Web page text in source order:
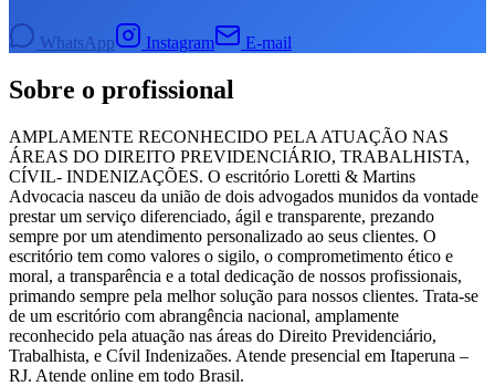
WhatsApp Instagram E-mail
Sobre o profissional
AMPLAMENTE RECONHECIDO PELA ATUAÇÃO NAS
ÁREAS DO DIREITO PREVIDENCIÁRIO, TRABALHISTA,
CÍVIL- INDENIZAÇÕES. O escritório Loretti & Martins
Advocacia nasceu da união de dois advogados munidos da vontade
prestar um serviço diferenciado, ágil e transparente, prezando
sempre por um atendimento personalizado ao seus clientes. O
escritório tem como valores o sigilo, o comprometimento ético e
moral, a transparência e a total dedicação de nossos profissionais,
primando sempre pela melhor solução para nossos clientes. Trata-se
de um escritório com abrangência nacional, amplamente
reconhecido pela atuação nas áreas do Direito Previdenciário,
Trabalhista, e Cívil Indenizaões. Atende presencial em Itaperuna –
RJ. Atende online em todo Brasil.